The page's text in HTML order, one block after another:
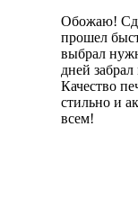
Обожаю!
прошел
выбрал
дней
Качество
стильно и
всем!